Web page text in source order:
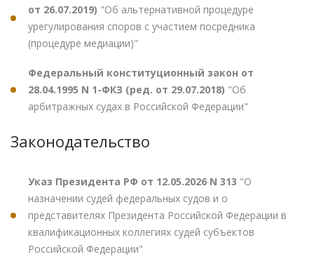
от 26.07.2019) "Об альтернативной процедуре
урегулирования споров с участием посредника
(процедуре медиации)"
Федеральный конституционный закон от
28.04.1995 N 1-ФКЗ (ред. от 29.07.2018) "Об
арбитражных судах в Российской Федерации"
Законодательство
Указ Президента РФ от 12.05.2026 N 313 "О
назначении судей федеральных судов и о
представителях Президента Российской Федерации в
квалификационных коллегиях судей субъектов
Российской Федерации"